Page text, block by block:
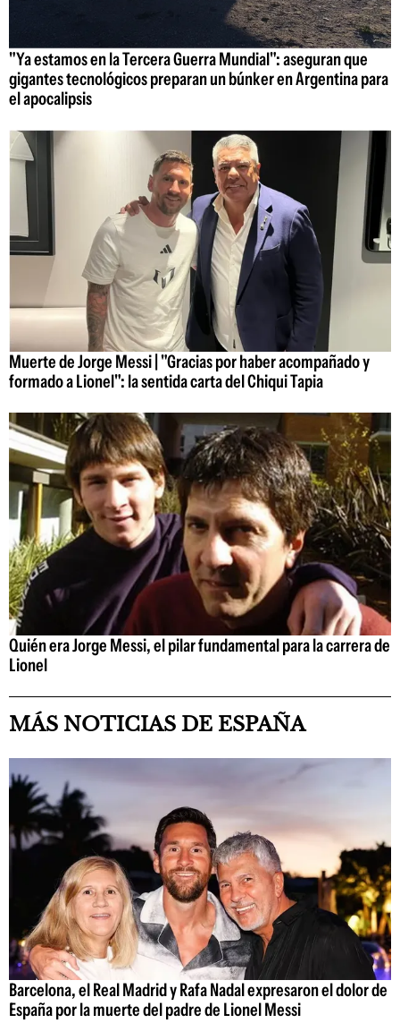
"Ya estamos en la Tercera Guerra Mundial": aseguran que
gigantes tecnológicos preparan un búnker en Argentina para
el apocalipsis
Muerte de Jorge Messi | "Gracias por haber acompañado y
formado a Lionel": la sentida carta del Chiqui Tapia
Quién era Jorge Messi, el pilar fundamental para la carrera de
Lionel
MÁS NOTICIAS DE ESPAÑA
Barcelona, el Real Madrid y Rafa Nadal expresaron el dolor de
España por la muerte del padre de Lionel Messi